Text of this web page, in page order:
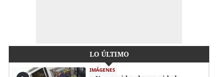
LO ÚLTIMO
IMÁGENES